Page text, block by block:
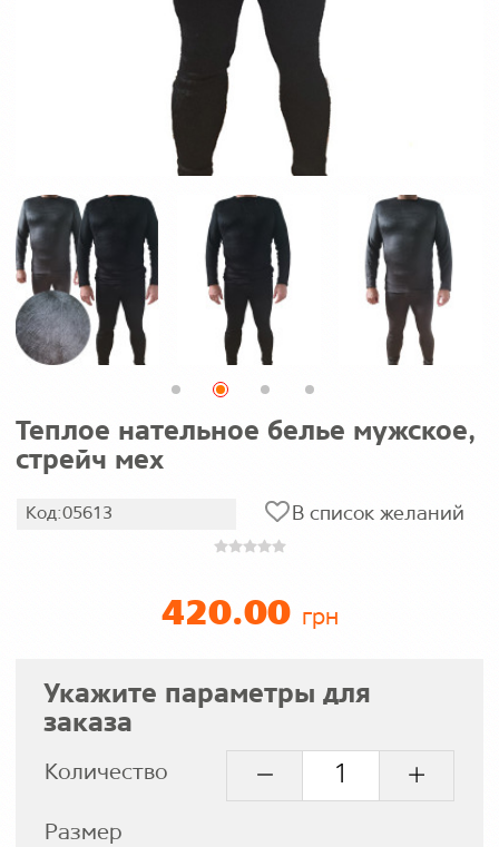
Теплое нательное белье мужское,
стрейч мех
Код:05613 В список желаний
420.00 грн
Укажите параметры для
заказа
Количество
Размер